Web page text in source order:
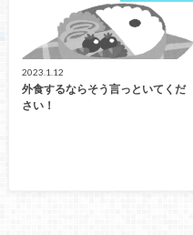
2023.1.12
外食するならそう言っといてくだ
さい！